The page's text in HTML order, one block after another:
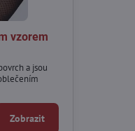
vzorem
a jsou
Zobrazit